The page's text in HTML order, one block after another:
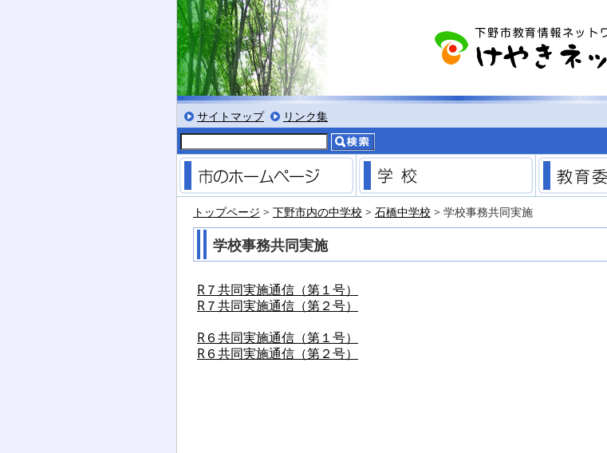
サイトマップ リンク集
文字を標準サイズにする
文字を小さくする標準色表示にする
黒背景表示にする
低コントラスト表示にする
市のホームページ 学校
トップページ > 下野市内の中学校 > 石橋中学校 > 学校事務共同実施
学校事務共同実施
R７共同実施通信（第１号）
R７共同実施通信（第２号）
R６共同実施通信（第１号）
R６共同実施通信（第２号）